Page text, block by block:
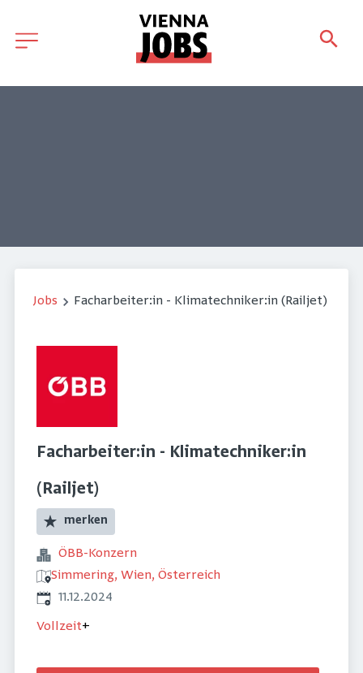
Jobs Facharbeiter:in - Klimatechniker:in (Railjet)
Facharbeiter:in - Klimatechniker:in
(Railjet)
merken
ÖBB-Konzern
Simmering, Wien, Österreich
Veröffentlicht
11.12.2024
Vollzeit+